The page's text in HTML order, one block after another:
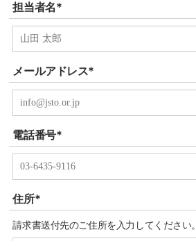
担当者名*
メールアドレス*
電話番号*
住所*
請求書送付先のご住所を入力してください。